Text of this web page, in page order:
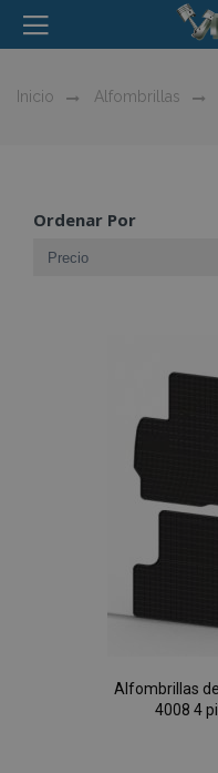
Inicio Alfombrillas
Ordenar Por
Alfombrillas
4008 4